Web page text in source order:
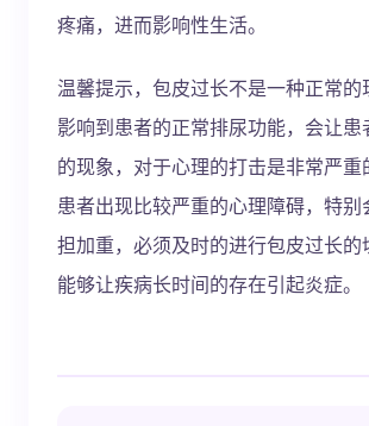
疼痛，进而影响性生活。
温馨提示，包皮过长不是一种正常的
影响到患者的正常排尿功能，会让患
的现象，对于心理的打击是非常严重
患者出现比较严重的心理障碍，特别
担加重，必须及时的进行包皮过长的
能够让疾病长时间的存在引起炎症。